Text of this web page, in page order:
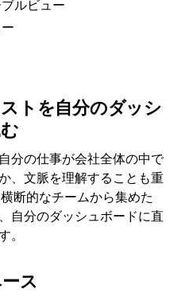
ルビュー
トを自分のダッシ
分の仕事が会社全体の中で
、文脈を理解することも重
断的なチームから集めた
自分のダッシュボードに直
。
ス